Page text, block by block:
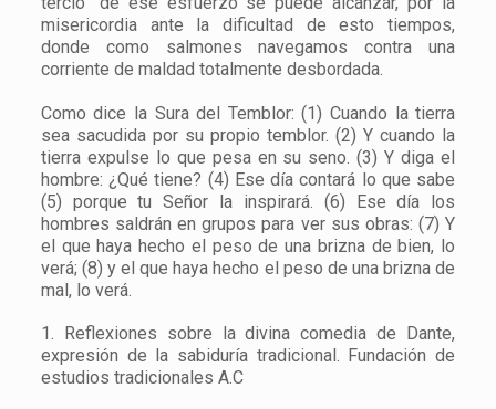
misericordia ante la dificultad de esto tiempos,
donde como salmones navegamos contra una
corriente de maldad totalmente desbordada.
Como dice la Sura del Temblor: (1) Cuando la tierra
sea sacudida por su propio temblor. (2) Y cuando la
tierra expulse lo que pesa en su seno. (3) Y diga el
hombre: ¿Qué tiene? (4) Ese día contará lo que sabe
(5) porque tu Señor la inspirará. (6) Ese día los
hombres saldrán en grupos para ver sus obras: (7) Y
el que haya hecho el peso de una brizna de bien, lo
verá; (8) y el que haya hecho el peso de una brizna de
mal, lo verá.
1. Reflexiones sobre la divina comedia de Dante,
expresión de la sabiduría tradicional. Fundación de
estudios tradicionales A.C